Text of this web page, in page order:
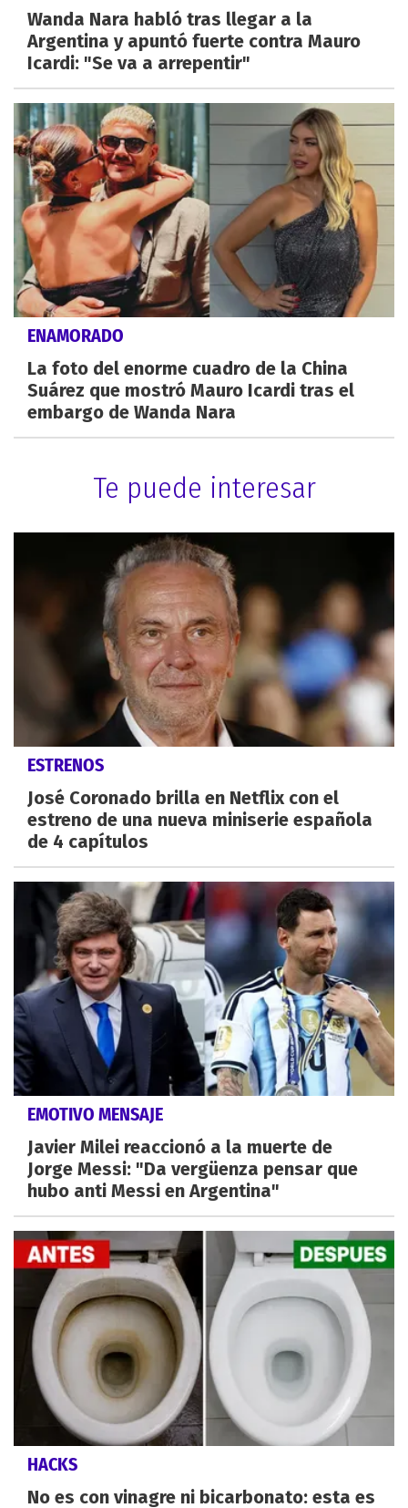
Wanda Nara habló tras llegar a la
Argentina y apuntó fuerte contra Mauro
Icardi: "Se va a arrepentir"
ENAMORADO
La foto del enorme cuadro de la China
Suárez que mostró Mauro Icardi tras el
embargo de Wanda Nara
Te puede interesar
ESTRENOS
José Coronado brilla en Netflix con el
estreno de una nueva miniserie española
de 4 capítulos
EMOTIVO MENSAJE
Javier Milei reaccionó a la muerte de
Jorge Messi: "Da vergüenza pensar que
hubo anti Messi en Argentina"
HACKS
No es con vinagre ni bicarbonato: esta es